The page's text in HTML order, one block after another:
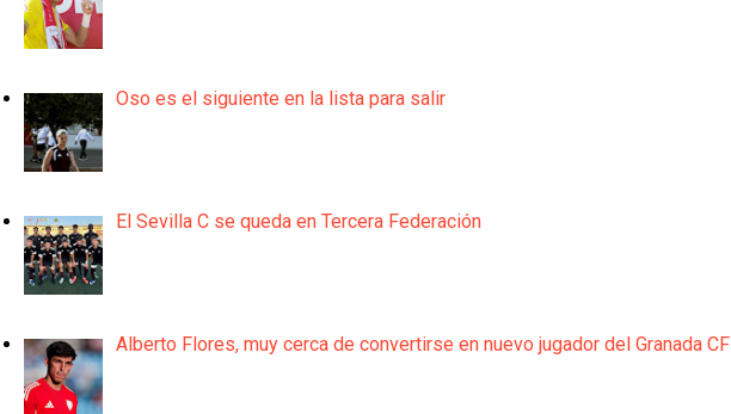
Oso es el siguiente en la lista para salir
El Sevilla C se queda en Tercera Federación
Alberto Flores, muy cerca de convertirse en nuevo jugador del Granada CF